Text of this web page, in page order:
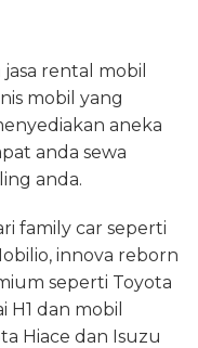
rental mobil
mobil yang
aneka
anda sewa
anda.
family car seperti
innova reborn
seperti Toyota
H1 dan mobil
Hiace dan Isuzu